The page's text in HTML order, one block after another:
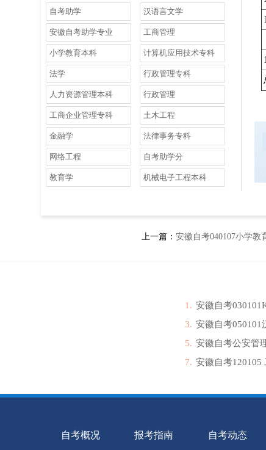
自考助学 汉语言文学
安徽自考助学专业 工商管理
小学教育本科 计算机应用技术专科
法学 行政管理专科
人力资源管理本科 行政管理
工商企业管理专科 土木工程
金融学 法律事务专科
网络工程 自考助学分
教育学 机械电子工程本科
上一篇： 安徽自考040107小学教
1. 安徽自考
3. 安徽自考050101
5. 安徽自考公安管
7. 安徽自考120105
自考概况 报考指南 自考动态